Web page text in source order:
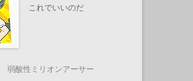
これでいいのだ
弱酸性ミリオンアーサー